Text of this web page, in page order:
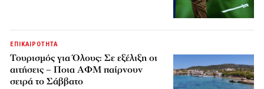
ΕΠΙΚΑΙΡΟΤΗΤΑ
Τουρισμός για Όλους: Σε εξέλιξη οι
αιτήσεις – Ποια ΑΦΜ παίρνουν
σειρά το Σάββατο